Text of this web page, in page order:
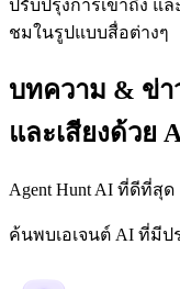
ปรับปรุงการเข้าถึง แ
ชมในรูปแบบสื่อต่างๆ
บทความ & ข่า
และเสียงด้วย
Agent Hunt AI ที่ดีที่สุด
ค้นพบเอเจนต์ AI ที่มีป